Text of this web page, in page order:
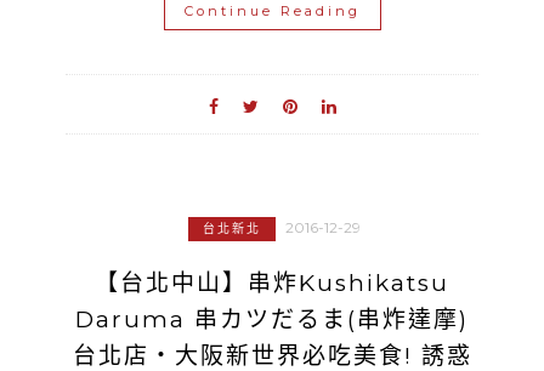
Continue Reading
台北新北 2016-12-29
【台北中山】串炸Kushikatsu
Daruma 串カツだるま(串炸達摩)
台北店‧大阪新世界必吃美食! 誘惑